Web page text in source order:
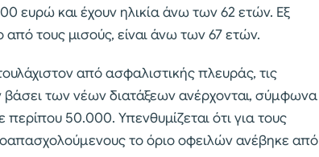
ευρώ και έχουν ηλικία άνω των 62 ετών. Εξ
από τους μισούς, είναι άνω των 67 ετών.
από ασφαλιστικής πλευράς, τις
των νέων διατάξεων ανέρχονται, σύμφωνα
50.000. Υπενθυμίζεται ότι για τους
το όριο οφειλών ανέβηκε από